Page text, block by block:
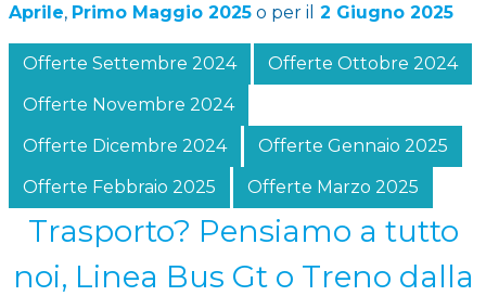
Aprile, Primo Maggio 2025 o per il 2 Giugno 2025
Offerte Settembre 2024
Offerte Ottobre 2024
Offerte Novembre 2024
Offerte Dicembre 2024
Offerte Gennaio 2025
Offerte Febbraio 2025
Offerte Marzo 2025
Trasporto? Pensiamo a tutto
noi, Linea Bus Gt o Treno dalla